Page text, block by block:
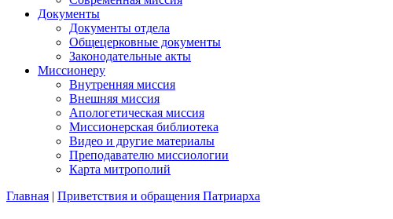
Документы
Документы отдела
Общецерковные документы
Законодательные акты
Миссионеру
Внутренняя миссия
Внешняя миссия
Апологетическая миссия
Миссионерская библиотека
Видео и другие материалы
Преподавателю миссиологии
Карта митрополий
Главная | Приветствия и обращения Патриарха